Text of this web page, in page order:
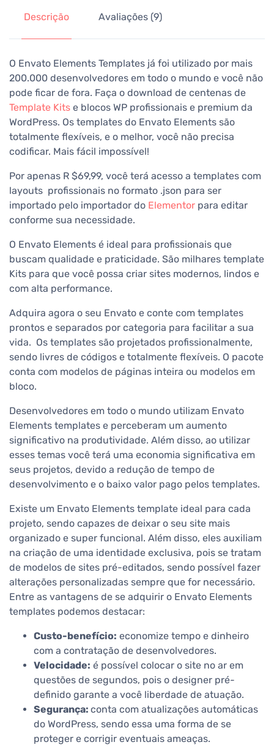
Descrição Avaliações (9)
O Envato Elements Templates já foi utilizado por mais
200.000 desenvolvedores em todo o mundo e você não
pode ficar de fora. Faça o download de centenas de
Template Kits e blocos WP profissionais e premium da
WordPress. Os templates do Envato Elements são
totalmente flexíveis, e o melhor, você não precisa
codificar. Mais fácil impossível!
Por apenas R $69,99, você terá acesso a templates com
layouts profissionais no formato .json para ser
importado pelo importador do Elementor para editar
conforme sua necessidade.
O Envato Elements é ideal para profissionais que
buscam qualidade e praticidade. São milhares template
Kits para que você possa criar sites modernos, lindos e
com alta performance.
Adquira agora o seu Envato e conte com templates
prontos e separados por categoria para facilitar a sua
vida. Os templates são projetados profissionalmente,
sendo livres de códigos e totalmente flexíveis. O pacote
conta com modelos de páginas inteira ou modelos em
bloco.
Desenvolvedores em todo o mundo utilizam Envato
Elements templates e perceberam um aumento
significativo na produtividade. Além disso, ao utilizar
esses temas você terá uma economia significativa em
seus projetos, devido a redução de tempo de
desenvolvimento e o baixo valor pago pelos templates.
Existe um Envato Elements template ideal para cada
projeto, sendo capazes de deixar o seu site mais
organizado e super funcional. Além disso, eles auxiliam
na criação de uma identidade exclusiva, pois se tratam
de modelos de sites pré-editados, sendo possível fazer
alterações personalizadas sempre que for necessário.
Entre as vantagens de se adquirir o Envato Elements
templates podemos destacar:
Custo-benefício: economize tempo e dinheiro
com a contratação de desenvolvedores.
Velocidade: é possível colocar o site no ar em
questões de segundos, pois o designer pré-
definido garante a você liberdade de atuação.
Segurança: conta com atualizações automáticas
do WordPress, sendo essa uma forma de se
proteger e corrigir eventuais ameaças.